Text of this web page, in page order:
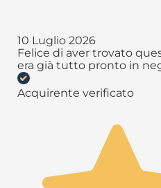
10 Luglio 2026
Felice di aver trovato
era già tutto pronto in
Acquirente verificato